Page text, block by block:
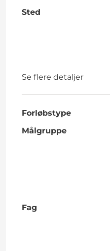
Sted
Se flere detaljer
Forløbstype
Målgruppe
Fag